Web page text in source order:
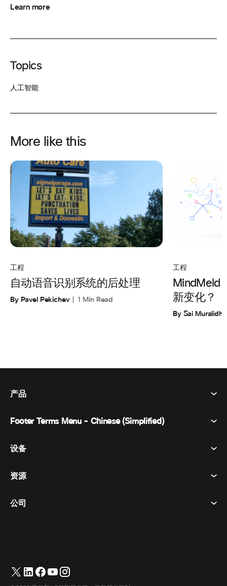
Learn more
Topics
人工智能
More like this
工程
自动语音识别系统的后处理
By Pavel Pekichev 1 Min Read
工程
MindMeld
新变化？
By Sai
产品
Webex Suite
消息传递
活动
白板
Footer Terms Menu - Chinese (Simplified)
条款和条件
商标
Français(法语)
设备
房间设备
耳机
资源
价格
公司
联系支持